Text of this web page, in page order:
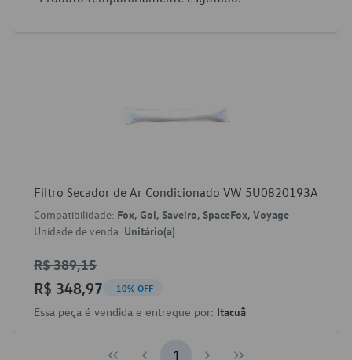
Filtro Secador de Ar Condicionado VW 5U0820193A
Compatibilidade: Fox, Gol, Saveiro, SpaceFox, Voyage
Unidade de venda: Unitário(a)
R$ 389,15
R$ 348,97 -10% OFF
Essa peça é vendida e entregue por: Itacuã
1